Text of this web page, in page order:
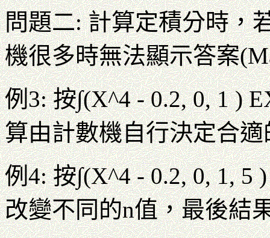
問題二: 計算定積分時，
機很多時無法顯示答案
例3: 按∫(X^4 - 0.2, 0, 1 )
算由計數機自行決定合適
例4: 按∫(X^4 - 0.2, 0, 1, 5
改變不同的n值，最後結